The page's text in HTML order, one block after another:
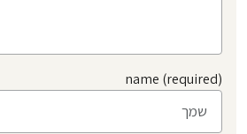
name (required)